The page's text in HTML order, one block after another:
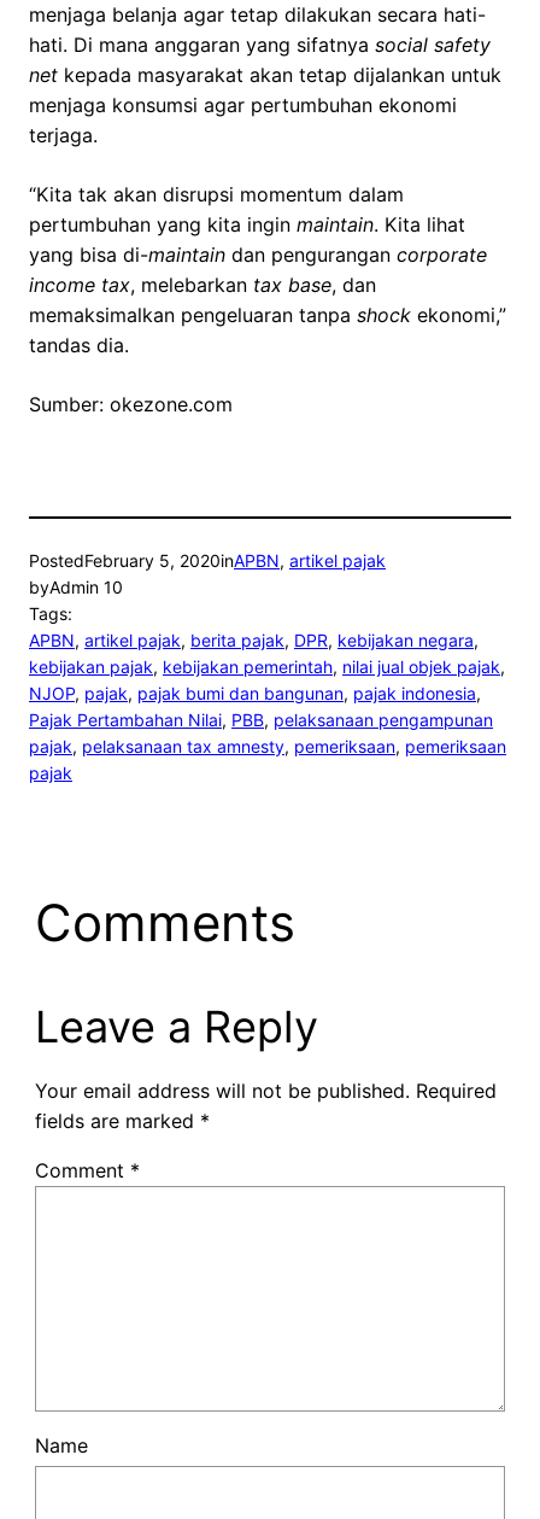
menjaga belanja agar tetap dilakukan secara hati-
hati. Di mana anggaran yang sifatnya social safety
net kepada masyarakat akan tetap dijalankan untuk
menjaga konsumsi agar pertumbuhan ekonomi
terjaga.
“Kita tak akan disrupsi momentum dalam
pertumbuhan yang kita ingin maintain. Kita lihat
yang bisa di-maintain dan pengurangan corporate
income tax, melebarkan tax base, dan
memaksimalkan pengeluaran tanpa shock ekonomi,”
tandas dia.
Sumber: okezone.com
PostedFebruary 5, 2020inAPBN, artikel pajak
byAdmin 10
Tags:
APBN, artikel pajak, berita pajak, DPR, kebijakan negara
kebijakan pajak, kebijakan pemerintah, nilai jual objek pajak
NJOP, pajak, pajak bumi dan bangunan, pajak indonesia
Pajak Pertambahan Nilai, PBB, pelaksanaan pengampunan
pajak, pelaksanaan tax amnesty, pemeriksaan, pemeriksaan
pajak
Comments
Leave a Reply
Your email address will not be published. Required
fields are marked *
Comment *
Name